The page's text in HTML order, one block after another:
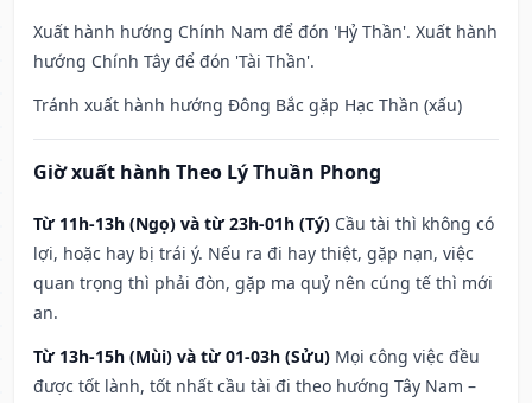
Xuất hành hướng Chính Nam để đón 'Hỷ Thần'. Xuất hành
hướng Chính Tây để đón 'Tài Thần'.
Tránh xuất hành hướng Đông Bắc gặp Hạc Thần (xấu)
Giờ xuất hành Theo Lý Thuần Phong
Từ 11h-13h (Ngọ) và từ 23h-01h (Tý) Cầu tài thì không có
lợi, hoặc hay bị trái ý. Nếu ra đi hay thiệt, gặp nạn, việc
quan trọng thì phải đòn, gặp ma quỷ nên cúng tế thì mới
an.
Từ 13h-15h (Mùi) và từ 01-03h (Sửu) Mọi công việc đều
được tốt lành, tốt nhất cầu tài đi theo hướng Tây Nam –